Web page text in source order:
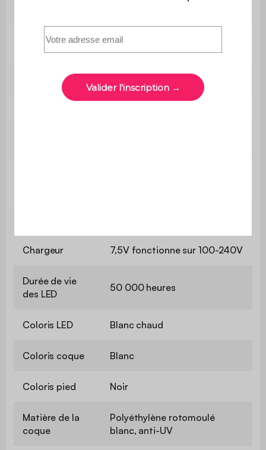
Contient du
Non
2 x Lampe Ø15,5 x 28cm
Chargeur 7,5V fonctionne sur 100-240V
Durée de vie
des LED
50 000 heures
Coloris LED Blanc chaud
Coloris coque Blanc
Coloris pied Noir
Matière de la
coque
Polyéthylène rotomoulé
blanc, anti-UV